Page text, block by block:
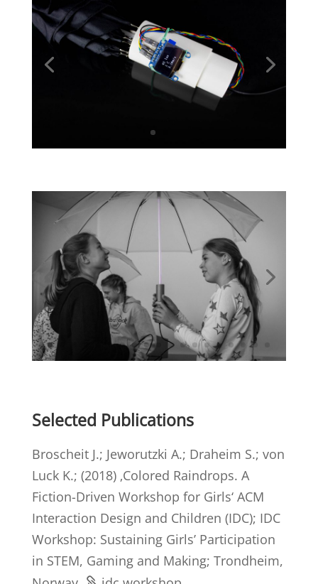
Selected Publications
Broscheit J.; Jeworutzki A.; Draheim S.; von
Luck K.; (2018) ‚Colored Raindrops. A
Fiction-Driven Workshop for Girls‘ ACM
Interaction Design and Children (IDC); IDC
Workshop: Sustaining Girls’ Participation
in STEM, Gaming and Making; Trondheim,